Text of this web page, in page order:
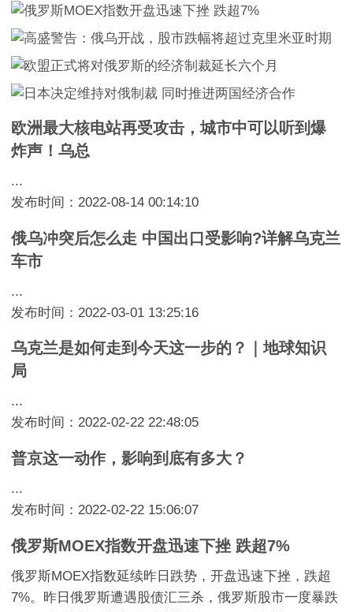
欧洲最大核电站再受攻击，城市中可以听到爆
炸声！乌总
...
发布时间：2022-08-14 00:14:10
俄乌冲突后怎么走 中国出口受影响?详解乌克兰
车市
...
发布时间：2022-03-01 13:25:16
乌克兰是如何走到今天这一步的？｜地球知识
局
...
发布时间：2022-02-22 22:48:05
普京这一动作，影响到底有多大？
...
发布时间：2022-02-22 15:06:07
俄罗斯MOEX指数开盘迅速下挫 跌超7%
俄罗斯MOEX指数延续昨日跌势，开盘迅速下挫，跌超
7%。昨日俄罗斯遭遇股债汇三杀，俄罗斯股市一度暴跌